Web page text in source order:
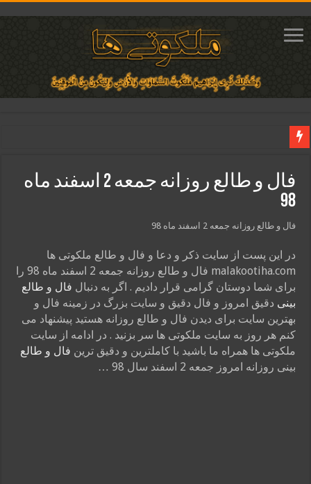
ختم آیات ۲ و ۳ سوره طلاق برای افزایش رزق و روزی | روش ختم، متن آیات و فضیلت
آیات قرآنی برای استجابت دعا و آسان شدن کارها و برآورده شدن حاجت
قویترین ذکر استجابت دعا و حاجت روایی | ذکر اسماء الحسنی برآورده شدن حاجت
فال و طالع روزانه جمعه 2 اسفند ماه
98
فال و طالع روزانه جمعه 2 اسفند ماه 98
در این پست از سایت ذکر و دعا و فال و طالع ملکوتی ها
malakootiha.com فال و طالع روزانه جمعه 2 اسفند ماه 98 را
برای شما دوستان گرامی قرار دادیم . اگر به دنبال فال و طالع
بینی دقیق امروز و فال دقیق و سایت بزرگ در زمینه فال و
بهترین سایت برای دیدن فال و طالع روزانه هستید پیشنهاد می
کنم هر روز به سایت ملکوتی ها سر بزنید . در ادامه از سایت
ملکوتی ها همراه ما باشید با کاملترین و دقیق ترین فال و طالع
بینی روزانه امروز جمعه 2 اسفند سال 98 …